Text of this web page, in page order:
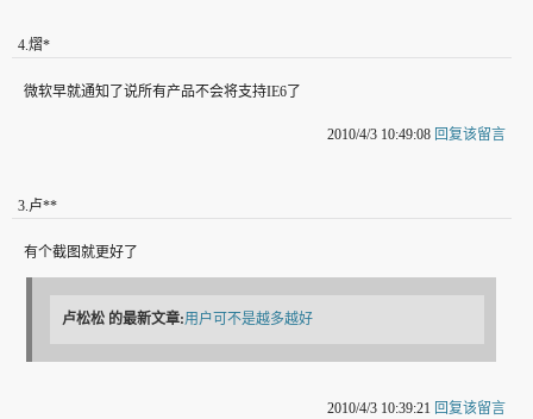
4.熠*
微软早就通知了说所有产品不会将支持IE6了
2010/4/3 10:49:08 回复该留言
3.卢**
有个截图就更好了
卢松松 的最新文章:用户可不是越多越好
2010/4/3 10:39:21 回复该留言